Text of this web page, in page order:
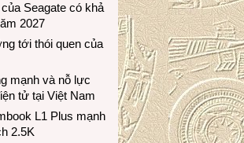
Seagate có khả
2027
tới thói quen của
mạnh và nỗ lực
tử tại Việt Nam
L1 Plus mạnh
2.5K